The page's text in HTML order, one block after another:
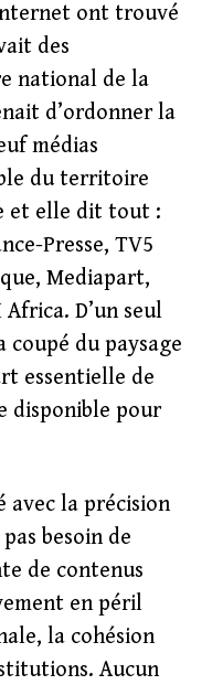
ont trouvé
des
national de la
d’ordonner la
médias
du territoire
et elle dit tout :
Presse, TV5
Mediapart,
D’un seul
du paysage
essentielle de
disponible pour
la précision
besoin de
de contenus
en péril
la cohésion
Aucun